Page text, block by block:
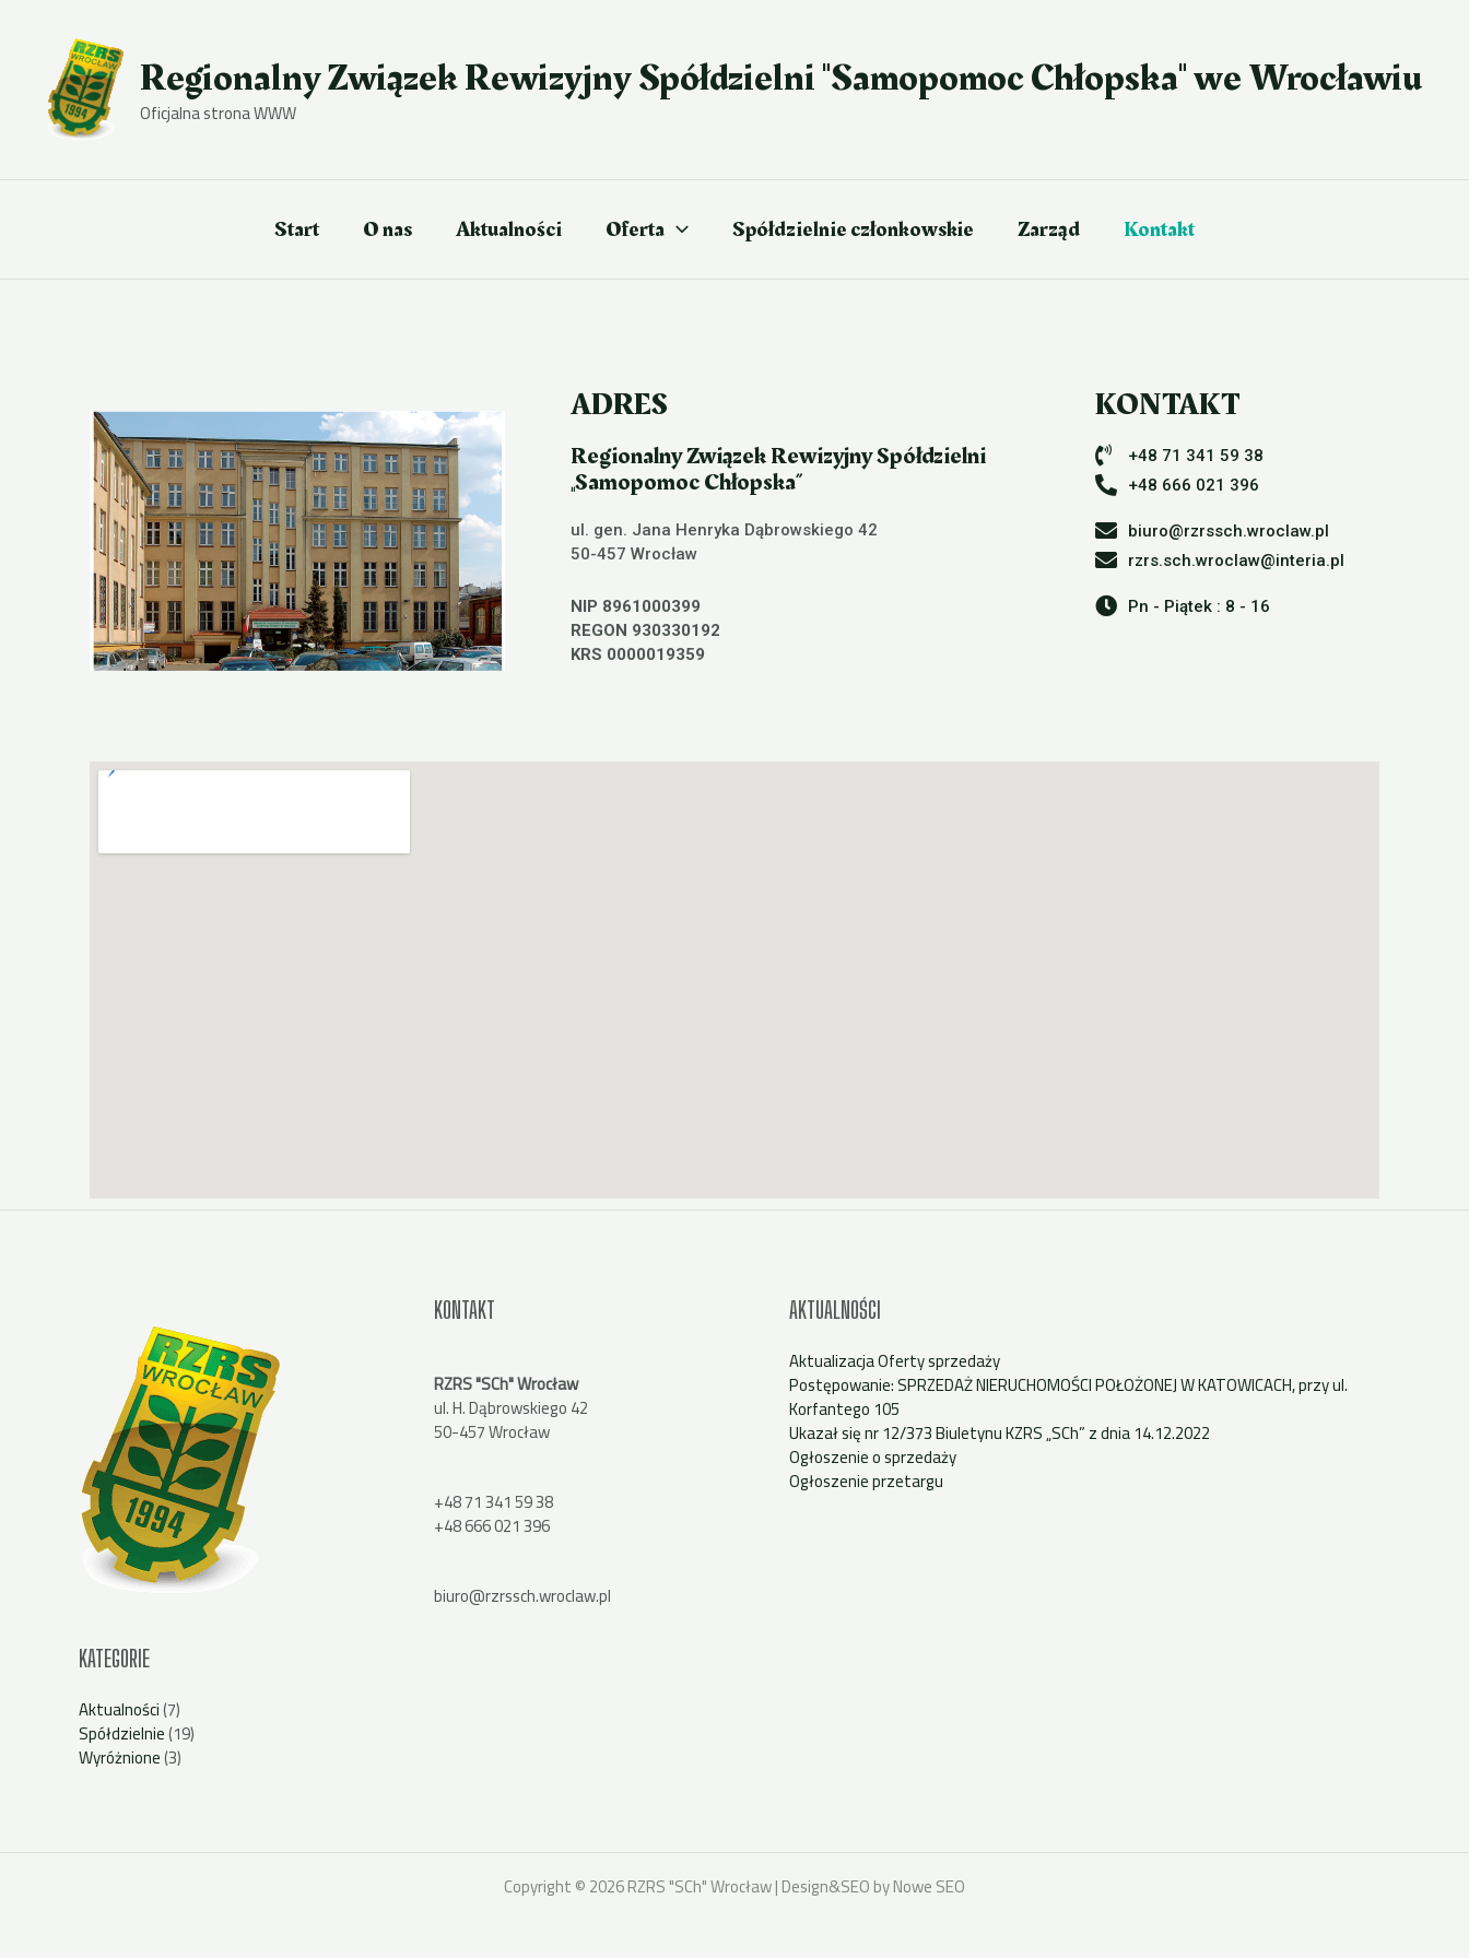
Regionalny Związek Rewizyjny Spółdzielni "Samopomoc Chłopska" we Wrocławiu
Oficjalna strona WWW
Start O nas Aktualności Oferta Spółdzielnie członkowskie Zarząd Kontakt
ADRES
Regionalny Związek Rewizyjny Spółdzielni
„Samopomoc Chłopska”
ul. gen. Jana Henryka Dąbrowskiego 42
50-457 Wrocław
NIP 8961000399
REGON 930330192
KRS 0000019359
KONTAKT
+48 71 341 59 38
+48 666 021 396
biuro@rzrssch.wroclaw.pl
rzrs.sch.wroclaw@interia.pl
Pn - Piątek : 8 - 16
KATEGORIE
Aktualności(7)
Spółdzielnie(19)
Wyróżnione(3)
KONTAKT
RZRS "SCh" Wrocław
ul. H. Dąbrowskiego 42
50-457 Wrocław
+48 71 341 59 38
+48 666 021 396
biuro@rzrssch.wroclaw.pl
AKTUALNOŚCI
Aktualizacja Oferty sprzedaży
Postępowanie: SPRZEDAŻ NIERUCHOMOŚCI POŁOŻONEJ W KATOWICACH, przy ul.
Korfantego 105
Ukazał się nr 12/373 Biuletynu KZRS „SCh” z dnia 14.12.2022
Ogłoszenie o sprzedaży
Ogłoszenie przetargu
Copyright © 2026 RZRS "SCh" Wrocław | Design&SEO by Nowe SEO